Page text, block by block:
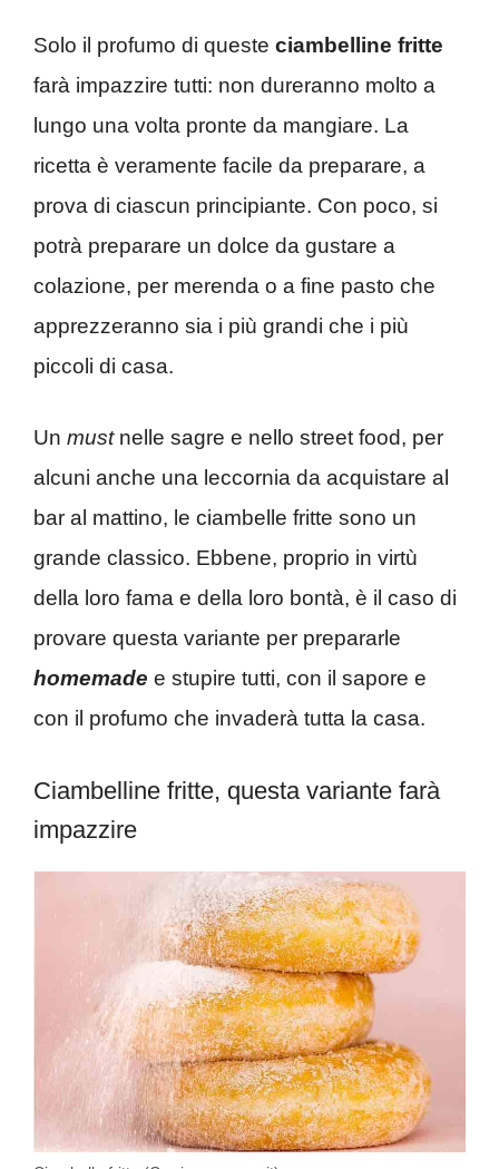
Solo il profumo di queste ciambelline fritte
farà impazzire tutti: non dureranno molto a
lungo una volta pronte da mangiare. La
ricetta è veramente facile da preparare, a
prova di ciascun principiante. Con poco, si
potrà preparare un dolce da gustare a
colazione, per merenda o a fine pasto che
apprezzeranno sia i più grandi che i più
piccoli di casa.
Un mustnelle sagre e nello street food, per
alcuni anche una leccornia da acquistare al
bar al mattino, le ciambelle fritte sono un
grande classico. Ebbene, proprio in virtù
della loro fama e della loro bontà, è il caso di
provare questa variante per prepararle
homemade e stupire tutti, con il sapore e
con il profumo che invaderà tutta la casa.
Ciambelline fritte, questa variante farà
impazzire